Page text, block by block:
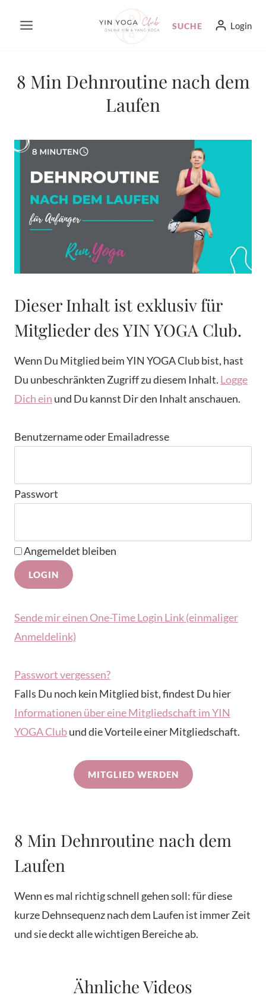
Inhalt
SUCHE Login
8 Min Dehnroutine nach dem
Laufen
Dieser Inhalt ist exklusiv für
Mitglieder des YIN YOGA Club.
Wenn Du Mitglied beim YIN YOGA Club bist, hast
Du unbeschränkten Zugriff zu diesem Inhalt. Logge
Dich ein und Du kannst Dir den Inhalt anschauen.
Benutzername oder Emailadresse
Passwort
Angemeldet bleiben
Sende mir einen One-Time Login Link (einmaliger
Anmeldelink)
Passwort vergessen?
Falls Du noch kein Mitglied bist, findest Du hier
Informationen über eine Mitgliedschaft im YIN
YOGA Clubund die Vorteile einer Mitgliedschaft.
MITGLIED WERDEN
8 Min Dehnroutine nach dem
Laufen
Wenn es mal richtig schnell gehen soll: für diese
kurze Dehnsequenz nach dem Laufen ist immer Zeit
und sie deckt alle wichtigen Bereiche ab.
Ähnliche Videos